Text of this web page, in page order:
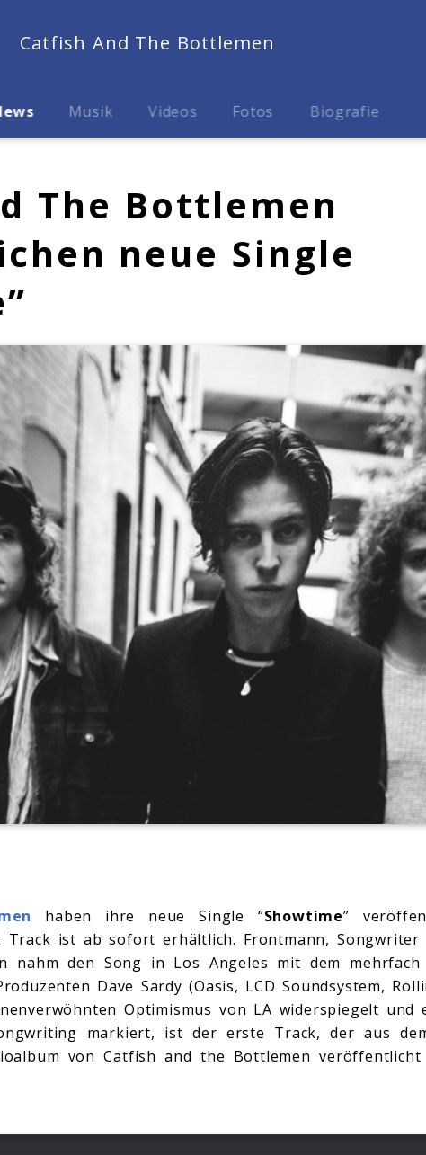
Catfish And The Bottlemen
Musik Videos Fotos Biografie
The Bottlemen
neue Single
haben ihre neue Single “Showtime”
Track ist ab sofort erhältlich. Frontmann,
nahm den Song in Los Angeles mit dem
Dave Sardy (Oasis, LCD Soundsystem,
Optimismus von LA widerspiegelt und
markiert, ist der erste Track, der aus
von Catfish and the Bottlemen veröffentlicht